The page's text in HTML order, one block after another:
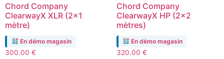
Chord Company
ClearwayX XLR (2×1
mètre)
En démo magasin
300.00 €
Chord Company
ClearwayX HP (2×2
mètres)
En démo magasin
320.00 €